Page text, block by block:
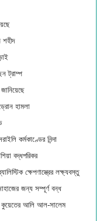
শহীদ
ট্রাম্প
ড্রোন হামলা
কর্মকাণ্ডের নিন্দা
বদ্ধপরিকর
ক্ষেপণাস্ত্রের লক্ষ্যবস্তু
জন্য সম্পূর্ণ বন্ধ
কুয়েতের আলি আল-সালেম